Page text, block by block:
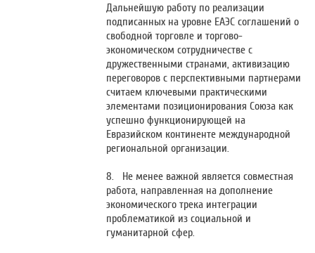
Дальнейшую работу по реализации
подписанных на уровне ЕАЭС соглашений о
свободной торговле и торгово-
экономическом сотрудничестве с
дружественными странами, активизацию
переговоров с перспективными партнерами
считаем ключевыми практическими
элементами позиционирования Союза как
успешно функционирующей на
Евразийском континенте международной
региональной организации.
8. Не менее важной является совместная
работа, направленная на дополнение
экономического трека интеграции
проблематикой из социальной и
гуманитарной сфер.